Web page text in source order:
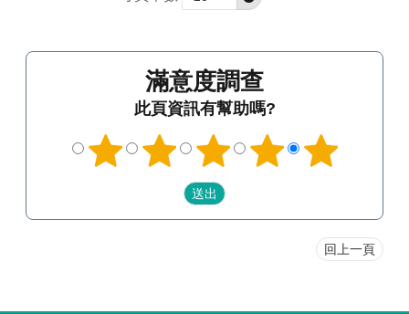
滿意度調查
此頁資訊有幫助嗎?
回上一頁